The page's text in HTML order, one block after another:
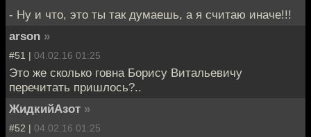
- Ну и что, это ты так думаешь, а я считаю иначе!!!
arson »
#51 | 04.02.16 01:25
Это же сколько говна Борису Витальевичу
перечитать пришлось?..
ЖидкийАзот »
#52 | 04.02.16 01:25